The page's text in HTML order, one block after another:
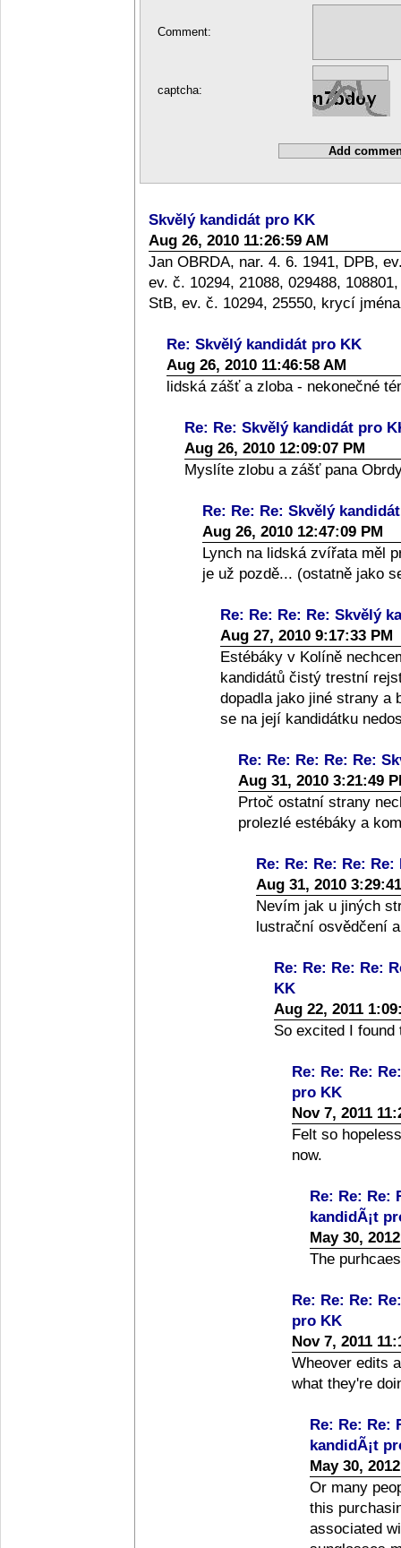
Comment:
captcha:
Skvělý kandidát pro KK
Aug 26, 2010 11:26:59 AM
Jan OBRDA, nar. 4. 6. 1941, DPB,
ev. č. 10294, 21088, 029488,
StB, ev. č. 10294, 25550, krycí
Re: Skvělý kandidát pro KK
Aug 26, 2010 11:46:58 AM
lidská zášť a zloba - nekonečné
Re: Re: Skvělý kandidát pro
Aug 26, 2010 12:09:07 PM
Myslíte zlobu a zášť pana
Re: Re: Re: Skvělý
Aug 26, 2010 12:47:09 PM
Lynch na lidská zvířata měl
je už pozdě... (ostatně jako
Re: Re: Re: Re: Skvělý
Aug 27, 2010 9:17:33 PM
Estébáky v Kolíně
kandidátů čistý trestní
dopadla jako jiné strany a
se na její kandidátku
Re: Re: Re: Re: Re:
Aug 31, 2010 3:21:49
Prtoč ostatní strany
prolezlé estébáky a
Re: Re: Re: Re:
Aug 31, 2010
Nevím jak u jiných
lustrační osvědčení
Re: Re: Re: Re:
KK
Aug 22, 2011
So excited I
Re: Re: Re:
pro KK
Nov 7, 2011
Felt so
now.
Re: Re: Re:
kandidÃ¡t
May 30,
The
Re: Re: Re:
pro KK
Nov 7, 2011
Wheover edits
what they're
Re: Re: Re:
kandidÃ¡t
May 30,
Or many
this
associated